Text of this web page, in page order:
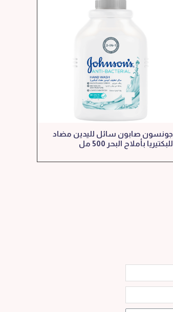
جونسون صابون سائل لليدين مضاد
للبكتيريا بأملاح البحر 500 مل